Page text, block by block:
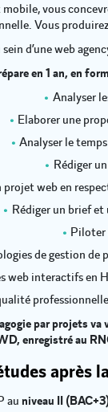
vous
Vous
d’une web
en 1 an, en
Analyser
Elaborer une
Analyser le
Rédiger
web en
Rédiger un brief
Piloter
de gestion de
web interactifs en
par projets
enregistré au
après
au niveau II